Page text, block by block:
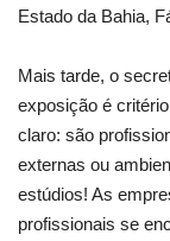
Estado da Bahia,
Mais tarde, o
exposição é
claro: são
externas ou
estúdios! As
profissionais se